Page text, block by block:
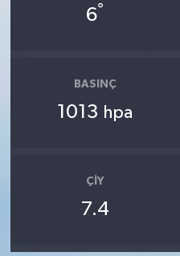
6°
BASINÇ
1013 hpa
ÇIY
7.4
Sındırgı
SPOR
Susurluk